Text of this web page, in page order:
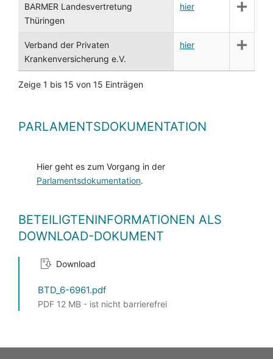
BARMER Landesvertretung
Thüringen
hier
Verband der Privaten
Krankenversicherung e.V.
hier
Zeige 1 bis 15 von 15 Einträgen
PARLAMENTSDOKUMENTATION
Hier geht es zum Vorgang in der
Parlamentsdokumentation.
BETEILIGTENINFORMATIONEN ALS
DOWNLOAD-DOKUMENT
Download
BTD_6-6961.pdf
PDF 12 MB - ist nicht barrierefrei